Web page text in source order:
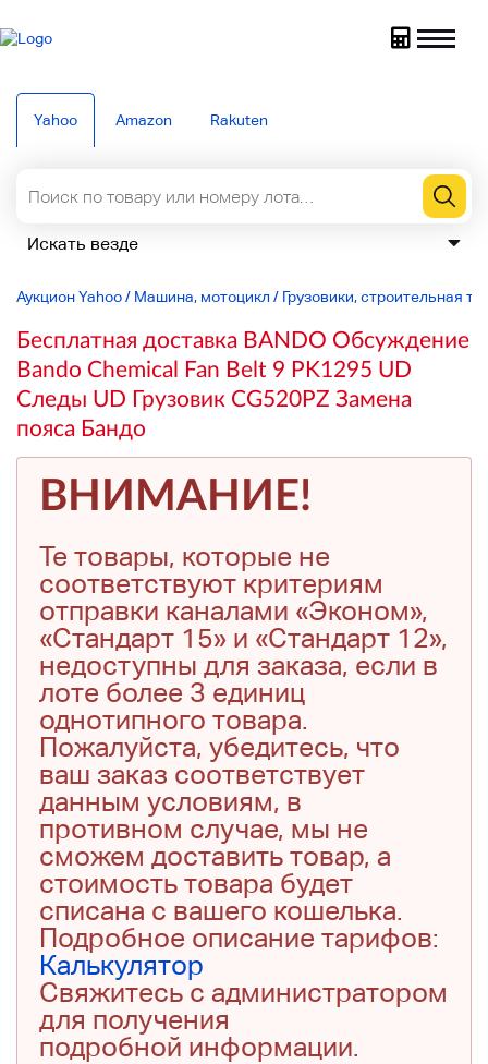
Yahoo Amazon Rakuten
Аукцион Yahoo/ Машина, мотоцикл / Грузовики, строительная
Бесплатная доставка BANDO Обсуждение
Bando Chemical Fan Belt 9 PK1295 UD
Следы UD Грузовик CG520PZ Замена
пояса Бандо
ВНИМАНИЕ!
Те товары, которые не
соответствуют критериям
отправки каналами «Эконом»,
«Стандарт 15» и «Стандарт 12»,
недоступны для заказа, если в
лоте более 3 единиц
однотипного товара.
Пожалуйста, убедитесь, что
ваш заказ соответствует
данным условиям, в
противном случае, мы не
сможем доставить товар, а
стоимость товара будет
списана с вашего кошелька.
Подробное описание тарифов:
Калькулятор
Свяжитесь с администратором
для получения
подробной информации.